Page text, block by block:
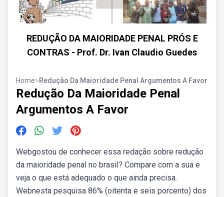
REDUÇÃO DA MAIORIDADE PENAL PRÓS E
CONTRAS - Prof. Dr. Ivan Claudio Guedes
Home>Redução Da Maioridade Penal Argumentos A Favor
Redução Da Maioridade Penal
Argumentos A Favor
Webgostou de conhecer essa redação sobre redução
da maioridade penal no brasil? Compare com a sua e
veja o que está adequado o que ainda precisa.
Webnesta pesquisa 86% (oitenta e seis porcento) dos